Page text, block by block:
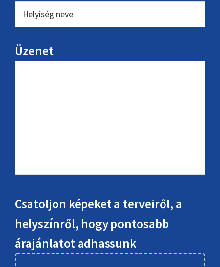
Üzenet
Csatoljon képeket a terveiről, a
helyszínről, hogy pontosabb
árajánlatot adhassunk